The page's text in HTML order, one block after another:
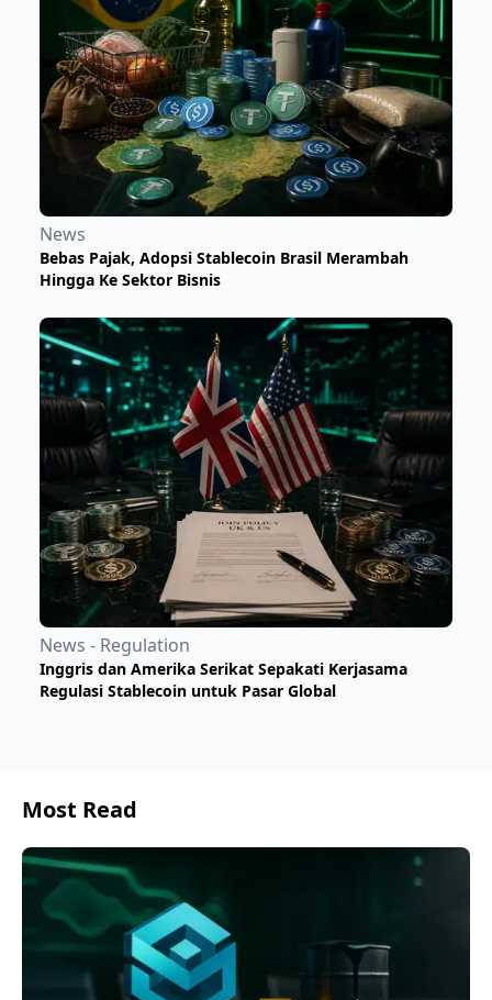
News
Bebas Pajak, Adopsi Stablecoin Brasil Merambah
Hingga Ke Sektor Bisnis
News - Regulation
Inggris dan Amerika Serikat Sepakati Kerjasama
Regulasi Stablecoin untuk Pasar Global
Most Read